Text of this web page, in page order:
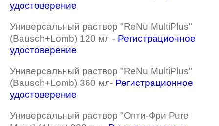
удостоверение
Универсальный раствор "ReNu MultiPlus"
(Bausch+Lomb) 120 мл - Регистрационное
удостоверение
Универсальный раствор "ReNu MultiPlus"
(Bausch+Lomb) 360 мл- Регистрационное
удостоверение
Универсальный раствор "Опти-Фри Pure